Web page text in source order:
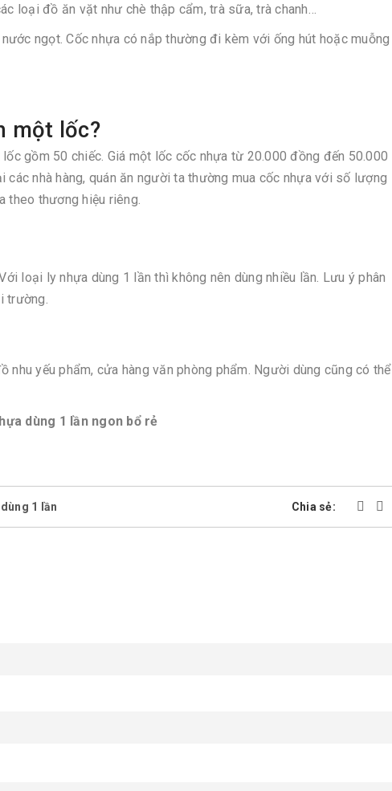
loại đồ ăn vặt như chè thập cẩm, trà sữa, trà chanh…
ngọt. Cốc nhựa có nắp thường đi kèm với ống hút hoặc muỗng
một lốc?
gồm 50 chiếc. Giá một lốc cốc nhựa từ 20.000 đồng đến 50.000
nhà hàng, quán ăn người ta thường mua cốc nhựa với số lượng
theo thương hiệu riêng.
loại ly nhựa dùng 1 lần thì không nên dùng nhiều lần. Lưu ý phân
trường.
nhu yếu phẩm, cửa hàng văn phòng phẩm. Người dùng cũng có thể
dùng 1 lần ngon bổ rẻ
1 lần Chia sẻ: